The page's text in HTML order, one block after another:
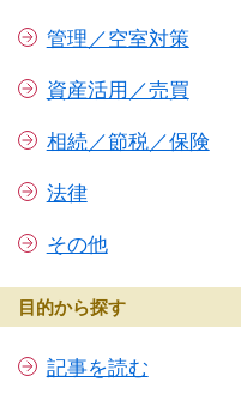
管理／空室対策
資産活用／売買
相続／節税／保険
法律
その他
目的から探す
記事を読む